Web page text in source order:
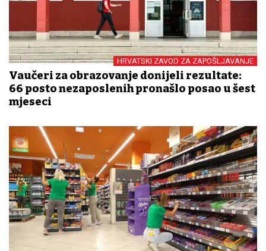
HRVATSKI ZAVOD ZA ZAPOŠLJAVANJE
Vaučeri za obrazovanje donijeli rezultate:
66 posto nezaposlenih pronašlo posao u šest
mjeseci